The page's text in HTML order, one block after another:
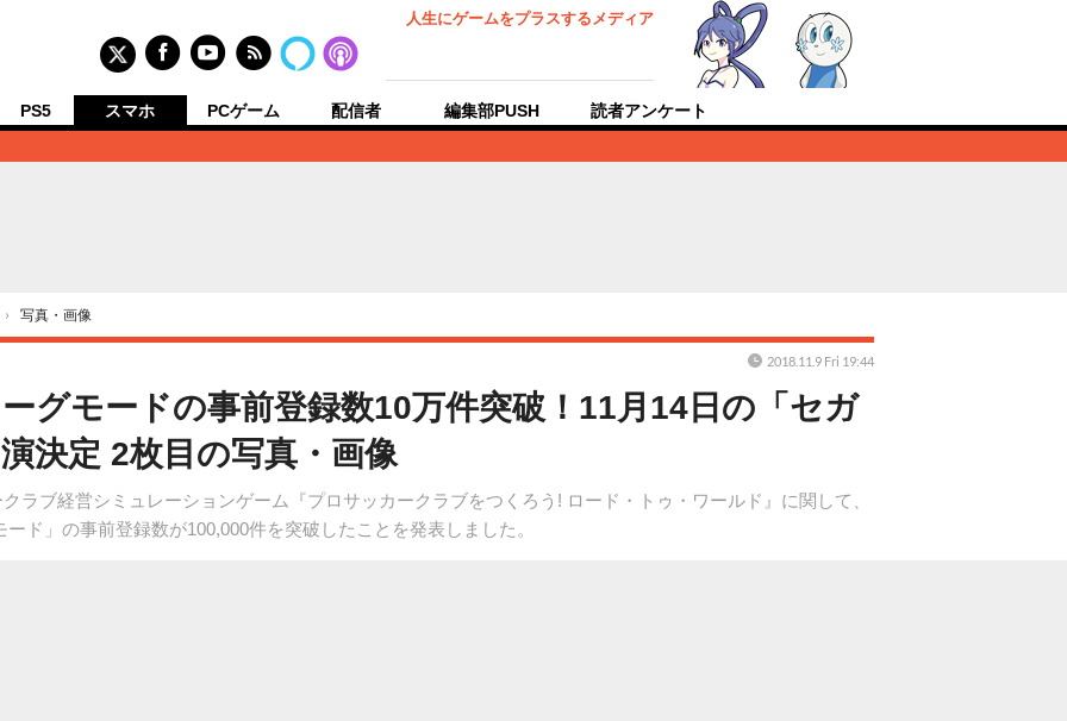
人生にゲームをプラスするメディア
PS5 スマホ PCゲーム 配信者 編集部PUSH 読者アンケート
› 写真・画像
グモードの事前登録数10万件突破！11月14日の「セガ
決定 2枚目の写真・画像
ラブ経営シミュレーションゲーム『プロサッカークラブをつくろう! ロード・トゥ・ワールド』に関して、
ド」の事前登録数が100,000件を突破したことを発表しました。
2018.11.9 Fri 19:44